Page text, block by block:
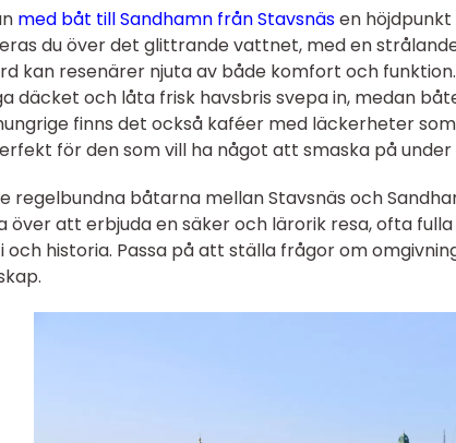
med båt till Sandhamn från Stavsnäsen höjdpunkt
du över det glittrande vattnet, med en
kan resenärer njuta av både komfort och
däcket och låta frisk havsbris svepa in, medan
finns det också kaféer med läckerheter
för den som vill ha något att smaska på under
regelbundna båtarna mellan Stavsnäs och
över att erbjuda en säker och lärorik resa, ofta
historia. Passa på att ställa frågor om